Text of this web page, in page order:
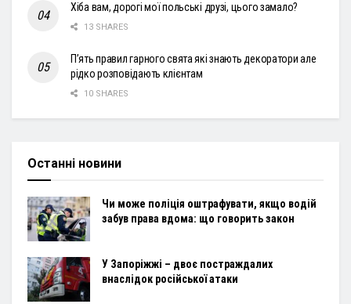
Хіба вам, дорогі мої польські друзі, цього замало?
13 SHARES
П’ять правил гарного свята які знають декоратори але
рідко розповідають клієнтам
10 SHARES
Останні новини
Чи може поліція оштрафувати, якщо водій
забув права вдома: що говорить закон
У Запоріжжі – двоє постраждалих
внаслідок російської атаки